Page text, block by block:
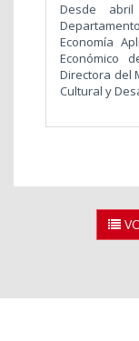
Desde
Economía
Económico
Directora del
Cultural y